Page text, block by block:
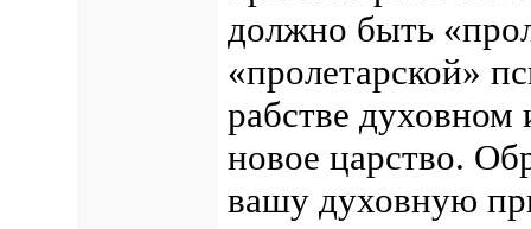
должно быть
«пролетарской»
рабстве духовном
новое царство.
вашу духовную